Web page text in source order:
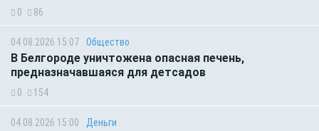
0 86
04.08.2026 15:07 Общество
В Белгороде уничтожена опасная печень,
предназначавшаяся для детсадов
0 154
04.08.2026 15:00 Деньги